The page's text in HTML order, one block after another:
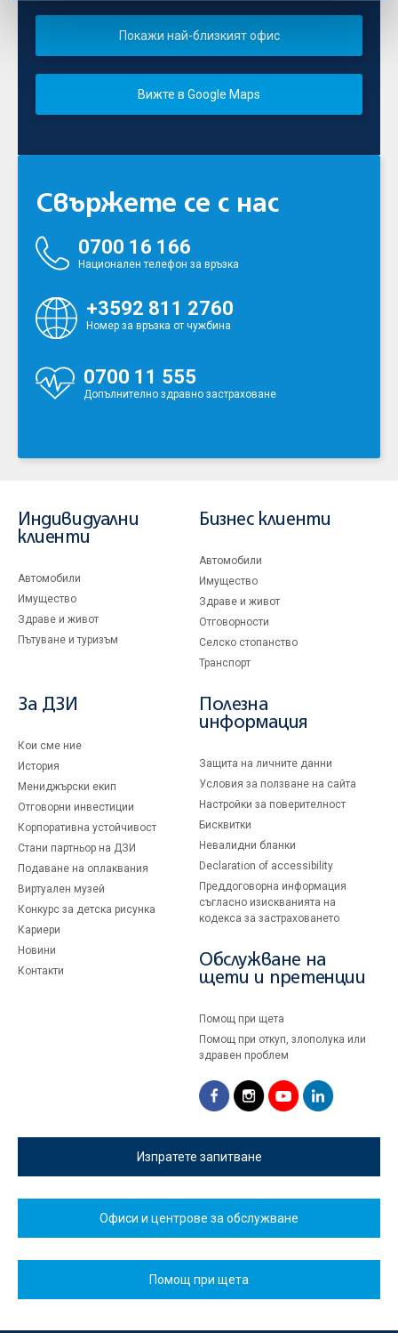
Покажи най-близкият офис
Вижте в Google Maps
Свържете се с нас
0700 16 166
Национален телефон за връзка
+3592 811 2760
Номер за връзка от чужбина
0700 11 555
Допълнително здравно застраховане
Индивидуални
клиенти
Автомобили
Имущество
Здраве и живот
Пътуване и туризъм
Бизнес клиенти
Автомобили
Имущество
Здраве и живот
Отговорности
Селско стопанство
Транспорт
За ДЗИ
Кои сме ние
История
Мениджърски екип
Отговорни инвестиции
Корпоративна устойчивост
Стани партньор на ДЗИ
Подаване на оплаквания
Виртуален музей
Конкурс за детска рисунка
Кариери
Новини
Контакти
Полезна
информация
Защита на личните данни
Условия за ползване на сайта
Настройки за поверителност
Бисквитки
Невалидни бланки
Declaration of accessibility
Преддоговорна информация
съгласно изискванията на
кодекса за застраховането
Обслужване на
щети и претенции
Помощ при щета
Помощ при откуп, злополука или
здравен проблем
Изпратете запитване
Офиси и центрове за обслужване
Помощ при щета